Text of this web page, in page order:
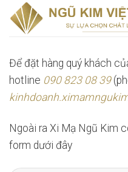
Skip
Để đặt hàng quý khách
hotline 090 823 08 39
Ngoài ra Xi Mạ Ngũ Kim
form dưới đây